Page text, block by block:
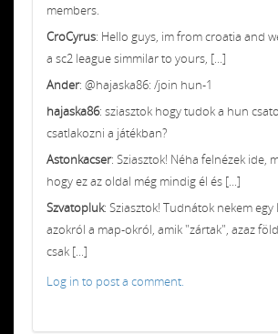
members.
CroCyrus: Hello guys, im from croatia and
a sc2 league simmilar to yours, [...]
Ander: @hajaska86: /join hun-1
hajaska86: sziasztok hogy tudok a hun
csatlakozni a játékban?
Astonkacser: Sziasztok! Néha felnézek ide,
hogy ez az oldal még mindig él és [...]
Szvatopluk: Sziasztok! Tudnátok nekem egy
azokról a map-okról, amik "zártak", azaz
csak [...]
Log in to post a comment.